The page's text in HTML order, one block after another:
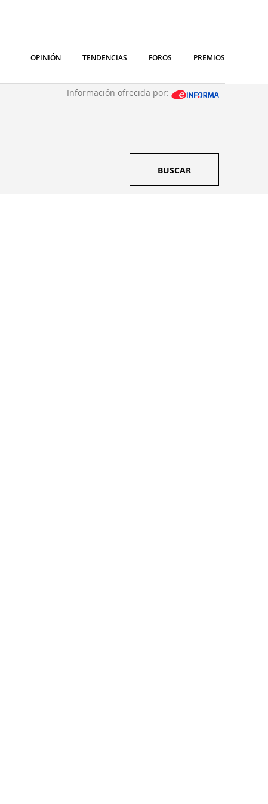
OPINIÓN TENDENCIAS FOROS PREMIOS
Información ofrecida por:
BUSCAR